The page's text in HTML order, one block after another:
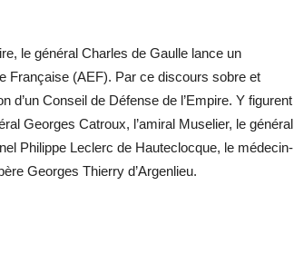
le général Charles de Gaulle lance un
Française (AEF). Par ce discours sobre et
d’un Conseil de Défense de l’Empire. Y figurent
Georges Catroux, l’amiral Muselier, le général
Philippe Leclerc de Hauteclocque, le médecin-
Georges Thierry d’Argenlieu.